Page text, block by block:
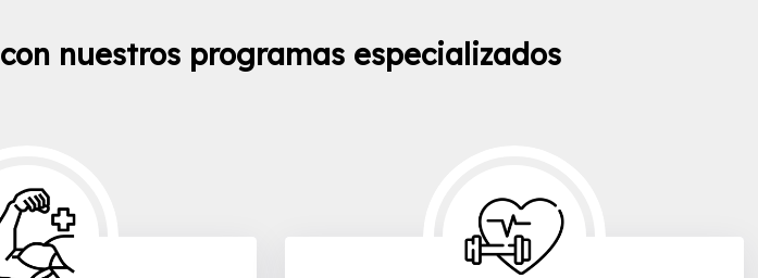
con nuestros programas especializados